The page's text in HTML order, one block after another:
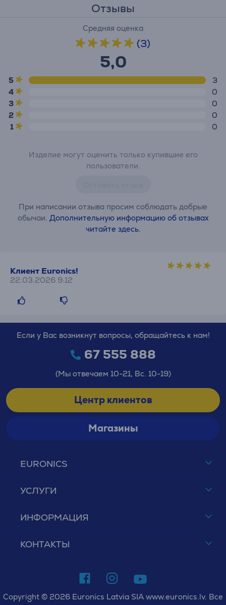
Отзывы
Средняя оценка
(3)
5,0
5
3
4
0
3
0
2
0
1
0
Изделие могут оценить только купившие его
пользователи.
При написании отзыва просим соблюдать добрые
обычаи. Дополнительную информацию об отзывах
читайте здесь.
Клиент Euronics!
22.03.2026 9:12
EURONICS
УСЛУГИ
ИНФОРМАЦИЯ
КОНТАКТЫ
Если у Вас возникнут вопросы, обращайтесь к нам!
67 555 888
(Мы отвечаем 10-21, Вс. 10-19)
Центр клиентов
Магазины
Copyright © 2026 Euronics Latvia SIA www.euronics.lv. Все